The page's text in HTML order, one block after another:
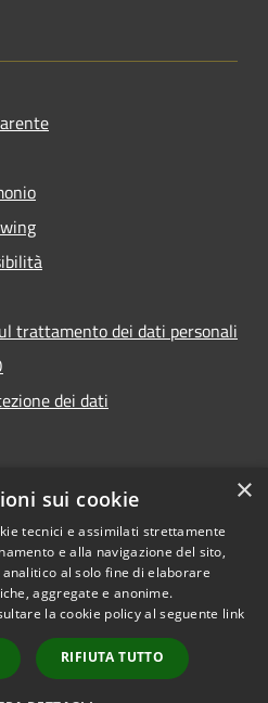
trattamento dei dati personali
dei dati
© 2021 - 2026 Comune di
Chiavari -Area Riservata
×
sui cookie
tecnici e assimilati strettamente
e alla navigazione del sito,
al solo fine di elaborare
aggregate e anonime.
la cookie policy al seguente link
RIFIUTA TUTTO